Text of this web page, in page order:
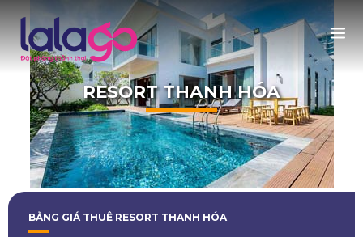
RESORT THANH HÓA
BẢNG GIÁ THUÊ RESORT THANH HÓA